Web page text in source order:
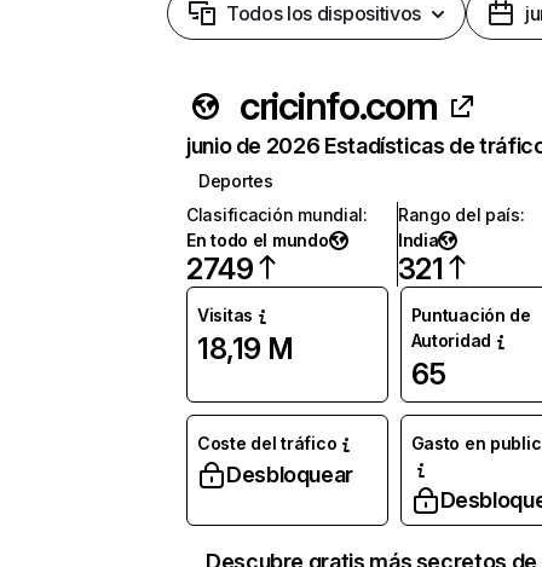
Todos los dispositivos
cricinfo.com
junio de 2026 Estadísticas de
Deportes
Clasificación mundial:
En todo el mundo
2749
Rango del país:
India
321
Visitas
18,19 M
Puntuación de
Autoridad
65
Coste del tráfico
Desbloquear
Gasto en
Descubre gratis más secretos de